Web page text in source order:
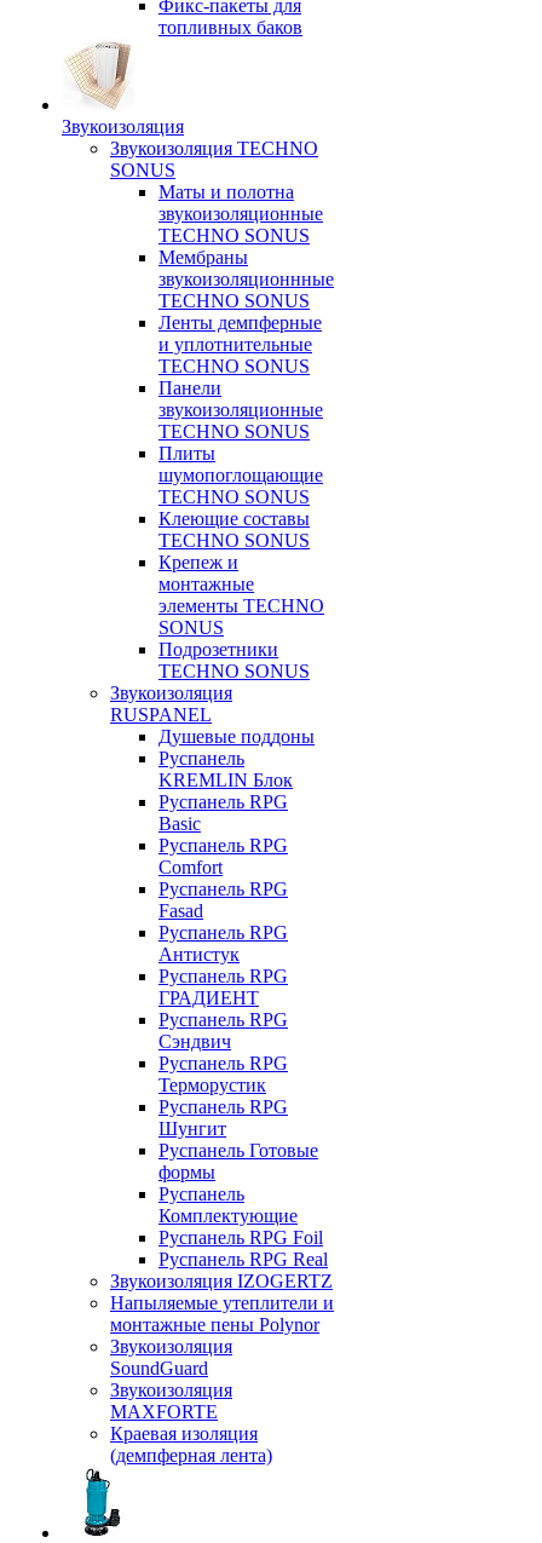
Фикс-пакеты для
топливных баков
Звукоизоляция
Звукоизоляция TECHNO
SONUS
Маты и полотна
звукоизоляционные
TECHNO SONUS
Мембраны
звукоизоляционнные
TECHNO SONUS
Ленты демпферные
и уплотнительные
TECHNO SONUS
Панели
звукоизоляционные
TECHNO SONUS
Плиты
шумопоглощающие
TECHNO SONUS
Клеющие составы
TECHNO SONUS
Крепеж и
монтажные
элементы TECHNO
SONUS
Подрозетники
TECHNO SONUS
Звукоизоляция
RUSPANEL
Душевые поддоны
Руспанель
KREMLIN Блок
Руспанель RPG
Basic
Руспанель RPG
Comfort
Руспанель RPG
Fasad
Руспанель RPG
Антистук
Руспанель RPG
ГРАДИЕНТ
Руспанель RPG
Сэндвич
Руспанель RPG
Терморустик
Руспанель RPG
Шунгит
Руспанель Готовые
формы
Руспанель
Комплектующие
Руспанель RPG Foil
Руспанель RPG Real
Звукоизоляция IZOGERTZ
Напыляемые утеплители и
монтажные пены Polynor
Звукоизоляция
SoundGuard
Звукоизоляция
MAXFORTE
Краевая изоляция
(демпферная лента)